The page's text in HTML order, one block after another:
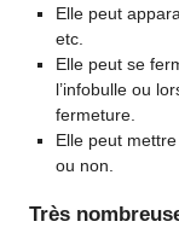
Elle peut
etc.
Elle peut se
l’infobulle ou
fermeture.
Elle peut
ou non.
Très